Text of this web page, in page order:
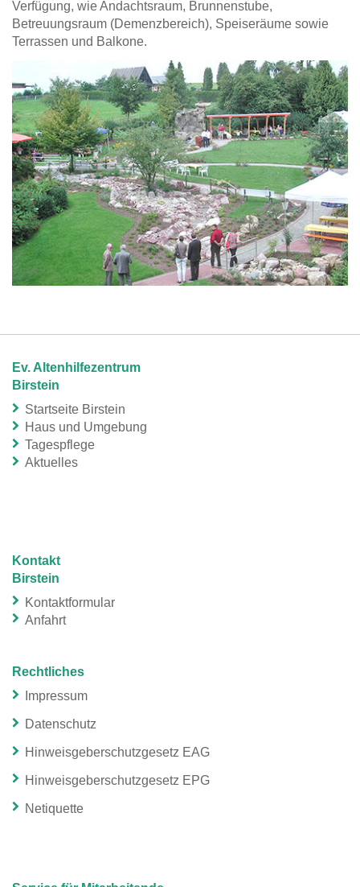
Verfügung, wie Andachtsraum, Brunnenstube,
Betreuungsraum (Demenzbereich), Speiseräume sowie
Terrassen und Balkone.
Ev. Altenhilfezentrum
Birstein
Startseite Birstein
Haus und Umgebung
Tagespflege
Aktuelles
Kontakt
Birstein
Kontaktformular
Anfahrt
Rechtliches
Impressum
Datenschutz
Hinweisgeberschutzgesetz EAG
Hinweisgeberschutzgesetz EPG
Netiquette